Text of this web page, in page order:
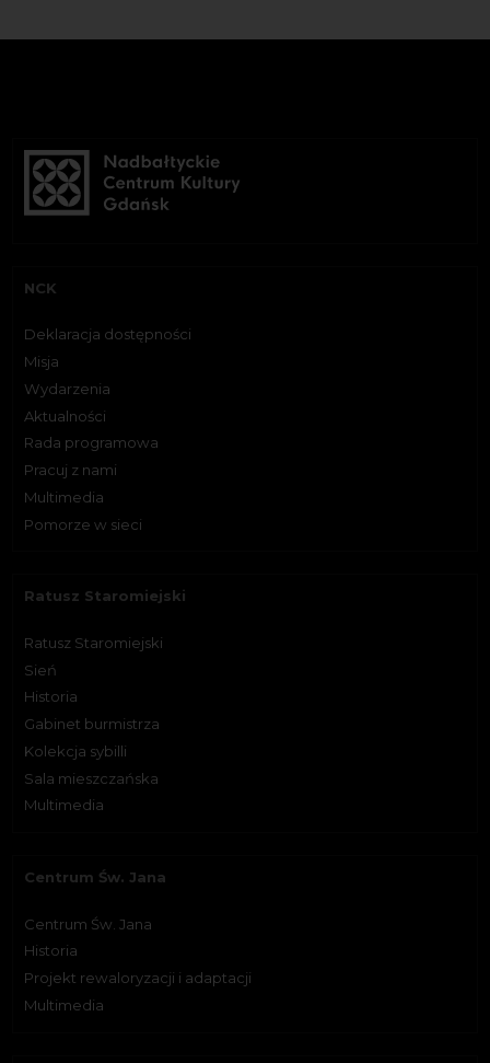
NCK
Deklaracja dostępności
Misja
Wydarzenia
Aktualności
Rada programowa
Pracuj z nami
Multimedia
Pomorze w sieci
Ratusz Staromiejski
Ratusz Staromiejski
Sień
Historia
Gabinet burmistrza
Kolekcja sybilli
Sala mieszczańska
Multimedia
Centrum Św. Jana
Centrum Św. Jana
Historia
Projekt rewaloryzacji i adaptacji
Multimedia